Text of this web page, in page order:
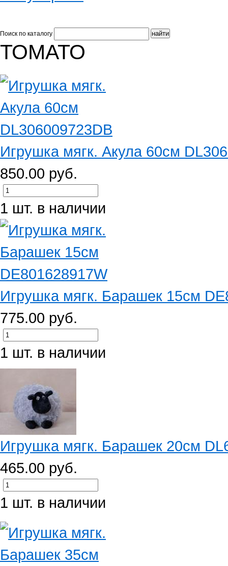
Поиск по каталогу
ТОМАТО
Игрушка мягк. Акула 60см
850.00 руб.
1 шт. в наличии
Игрушка мягк. Барашек 15см
775.00 руб.
1 шт. в наличии
Игрушка мягк. Барашек 20см
465.00 руб.
1 шт. в наличии